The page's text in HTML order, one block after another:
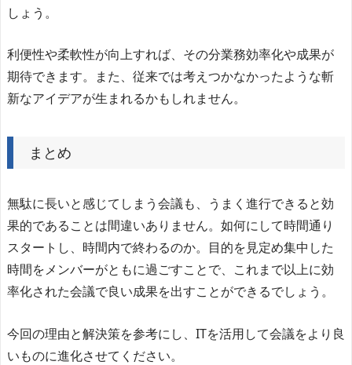
しょう。
利便性や柔軟性が向上すれば、その分業務効率化や成果が
期待できます。また、従来では考えつかなかったような斬
新なアイデアが生まれるかもしれません。
まとめ
無駄に長いと感じてしまう会議も、うまく進行できると効
果的であることは間違いありません。如何にして時間通り
スタートし、時間内で終わるのか。目的を見定め集中した
時間をメンバーがともに過ごすことで、これまで以上に効
率化された会議で良い成果を出すことができるでしょう。
今回の理由と解決策を参考にし、ITを活用して会議をより良
いものに進化させてください。